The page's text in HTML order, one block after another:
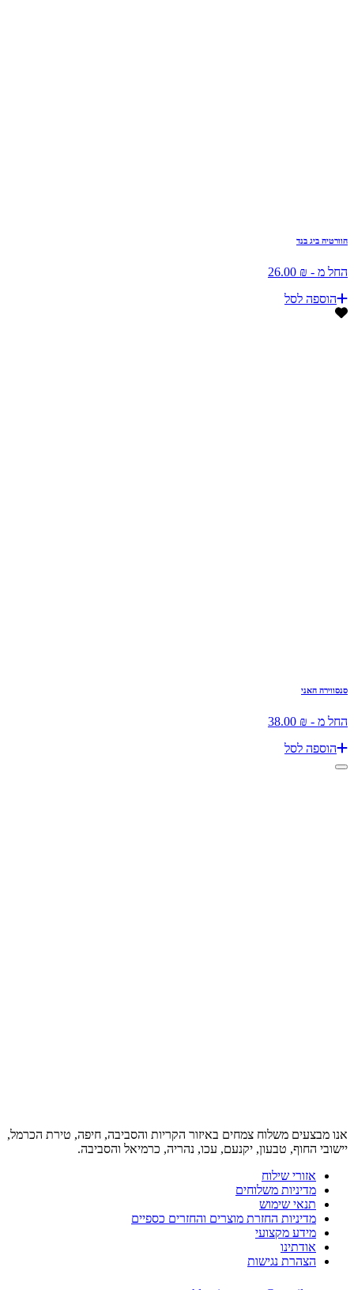
הוורטיה ביג בנד
החל מ - ₪ 26.00
הוספה לסל
סנסווירה האני
החל מ - ₪ 38.00
הוספה לסל
אנו מבצעים משלוח צמחים באיזור הקריות והסביבה, חיפה, טירת הכרמל,
יישובי החוף, טבעון, יקנעם, עכו, נהריה, כרמיאל והסביבה.
אזורי שילוח
מדיניות משלוחים
תנאי שימוש
מדיניות החזרת מוצרים והחזרים כספיים
מידע מקצועי
אודתינו
הצהרת נגישות